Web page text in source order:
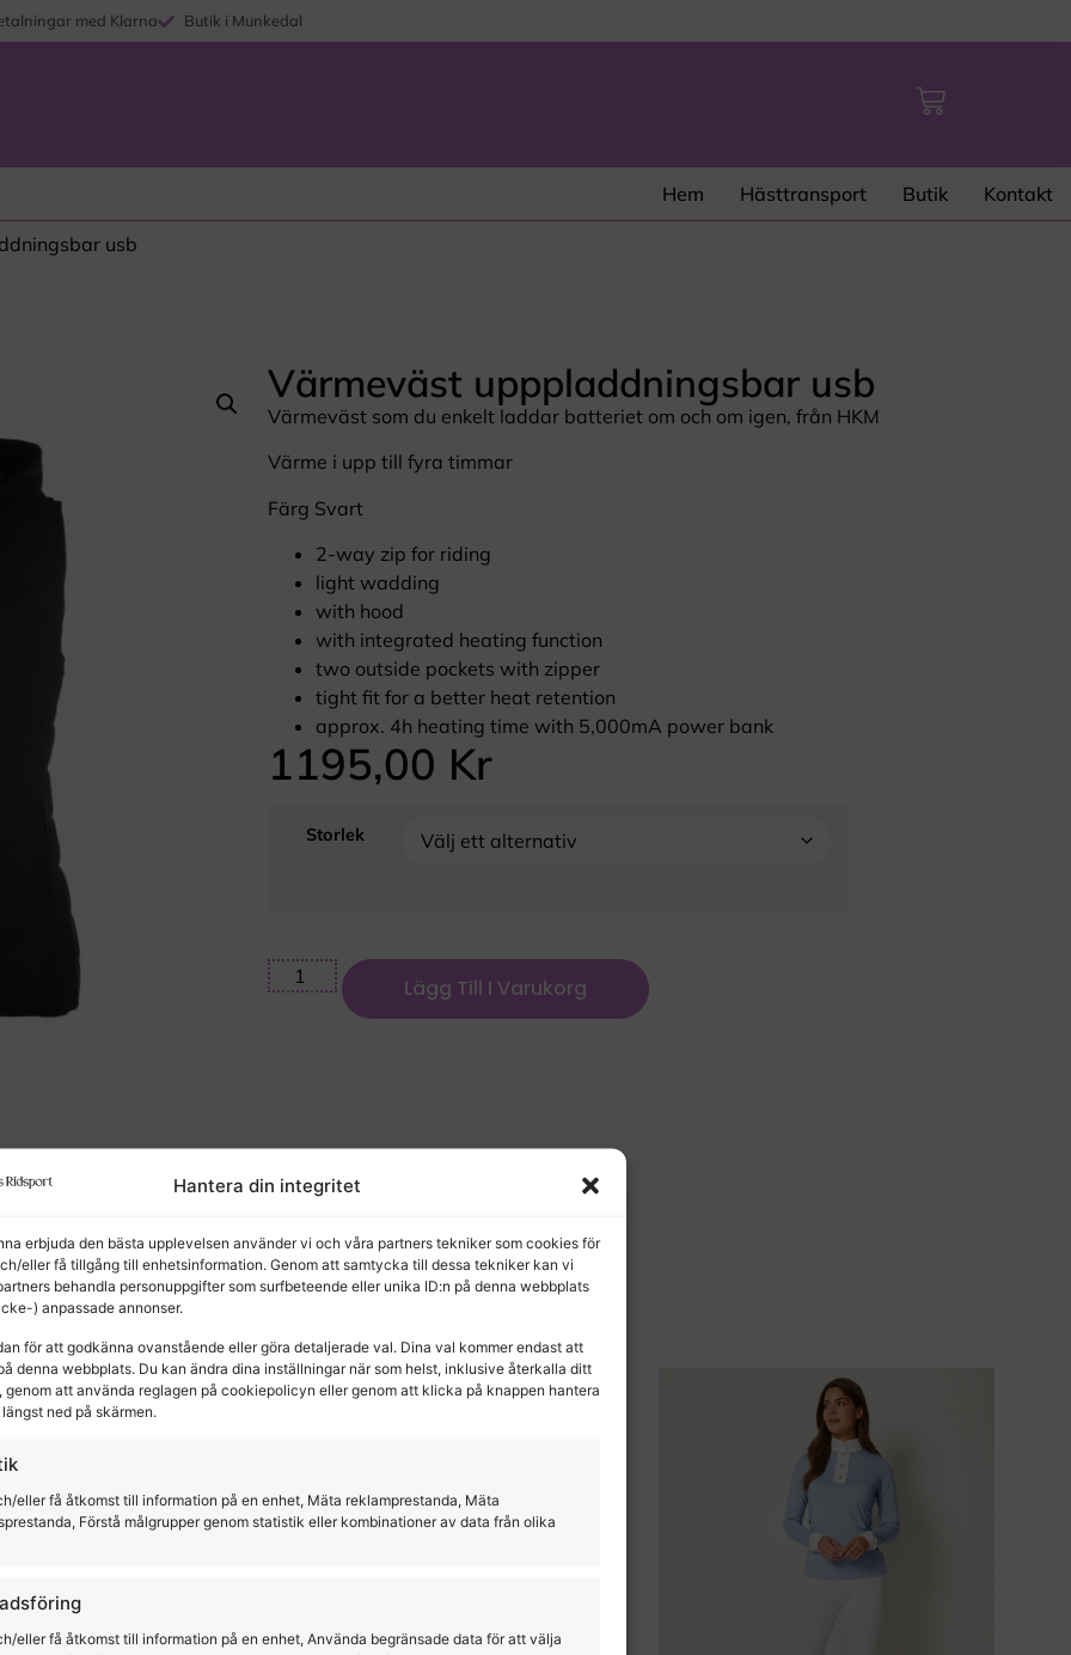
Hantera din integritet
erbjuda den bästa upplevelsen använder vi och våra partners tekniker som cookies för
eller få tillgång till enhetsinformation. Genom att samtycka till dessa tekniker kan vi
behandla personuppgifter som surfbeteende eller unika ID:n på denna webbplats
) anpassade annonser.
för att godkänna ovanstående eller göra detaljerade val. Dina val kommer endast att
denna webbplats. Du kan ändra dina inställningar när som helst, inklusive återkalla ditt
genom att använda reglagen på cookiepolicyn eller genom att klicka på knappen hantera
ned på skärmen.
eller få åtkomst till information på en enhet, Mäta reklamprestanda, Mäta
Förstå målgrupper genom statistik eller kombinationer av data från olika
eller få åtkomst till information på en enhet, Använda begränsade data för att välja
med Klarna Butik i Munkedal
Hem Hästtransport Butik Kontakt
usb
Värmeväst upppladdningsbar usb
Värmeväst som du enkelt laddar batteriet om och om igen, från HKM
Värme i upp till fyra timmar
Färg Svart
2-way zip for riding
light wadding
with hood
with integrated heating function
two outside pockets with zipper
tight fit for a better heat retention
approx. 4h heating time with 5,000mA power bank
1195,00 Kr
Storlek
Lägg Till I Varukorg